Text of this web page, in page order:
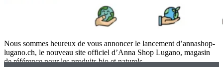
Nous sommes heureux de vous annoncer le lancement d’annashop-
lugano.ch, le nouveau site officiel d’Anna Shop Lugano, magasin
de référence pour les produits bio et naturels